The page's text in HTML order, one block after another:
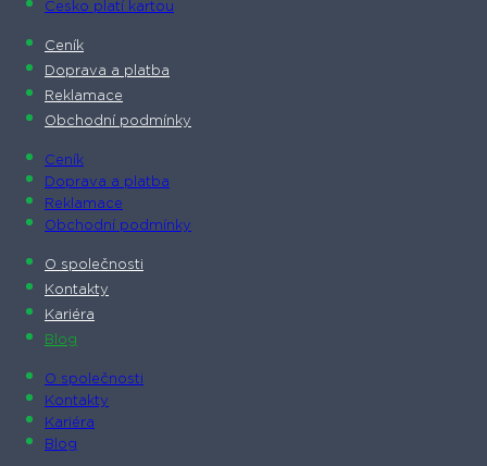
Česko platí kartou
Ceník
Doprava a platba
Reklamace
Obchodní podmínky
Ceník
Doprava a platba
Reklamace
Obchodní podmínky
O společnosti​
Kontakty
Kariéra
Blog
O společnosti​
Kontakty
Kariéra
Blog